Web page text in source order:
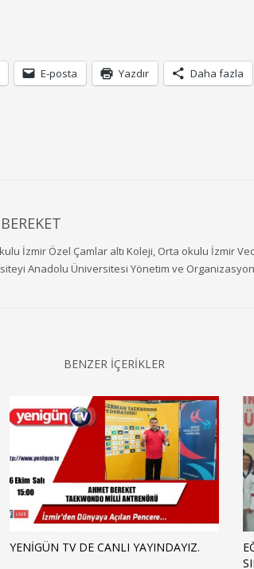
E-posta Yazdır Daha fazla
İzmir Özel Çamlar altı Koleji, Orta okulu İzmir
Anadolu Üniversitesi Yönetim ve
BENZER İÇERİKLER
YENİGÜN TV DE CANLI YAYINDAYIZ.